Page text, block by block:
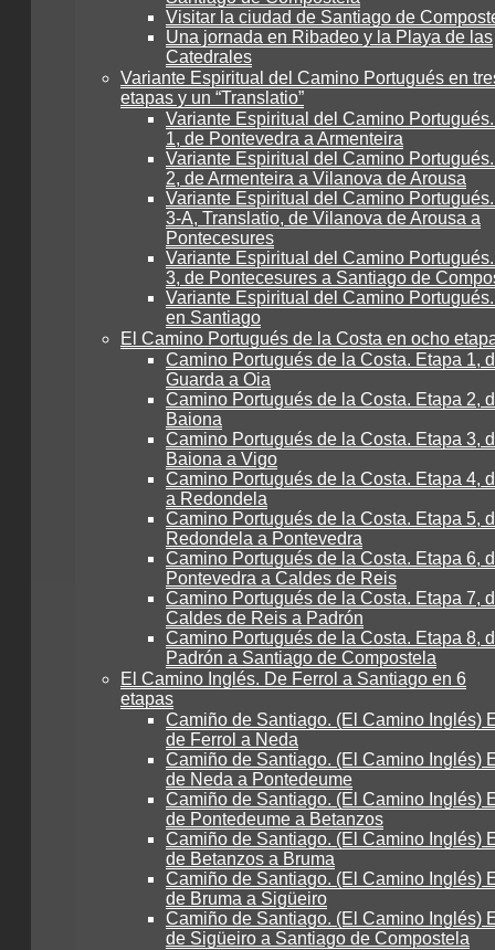
Visitar la ciudad de Santiago de
Una jornada en Ribadeo y la Playa de las
Catedrales
Variante Espiritual del Camino Portugués en
etapas y un “Translatio”
Variante Espiritual del Camino
1, de Pontevedra a Armenteira
Variante Espiritual del Camino
2, de Armenteira a Vilanova de Arousa
Variante Espiritual del Camino
3-A, Translatio, de Vilanova de Arousa a
Pontecesures
Variante Espiritual del Camino
3, de Pontecesures a Santiago de
Variante Espiritual del Camino
en Santiago
El Camino Portugués de la Costa en ocho
Camino Portugués de la Costa. Etapa 1,
Guarda a Oia
Camino Portugués de la Costa. Etapa 2,
Baiona
Camino Portugués de la Costa. Etapa 3,
Baiona a Vigo
Camino Portugués de la Costa. Etapa 4,
a Redondela
Camino Portugués de la Costa. Etapa 5,
Redondela a Pontevedra
Camino Portugués de la Costa. Etapa 6,
Pontevedra a Caldes de Reis
Camino Portugués de la Costa. Etapa 7,
Caldes de Reis a Padrón
Camino Portugués de la Costa. Etapa 8,
Padrón a Santiago de Compostela
El Camino Inglés. De Ferrol a Santiago en 6
etapas
Camiño de Santiago. (El Camino Inglés)
de Ferrol a Neda
Camiño de Santiago. (El Camino Inglés)
de Neda a Pontedeume
Camiño de Santiago. (El Camino Inglés)
de Pontedeume a Betanzos
Camiño de Santiago. (El Camino Inglés)
de Betanzos a Bruma
Camiño de Santiago. (El Camino Inglés)
de Bruma a Sigüeiro
Camiño de Santiago. (El Camino Inglés)
de Sigüeiro a Santiago de Compostela